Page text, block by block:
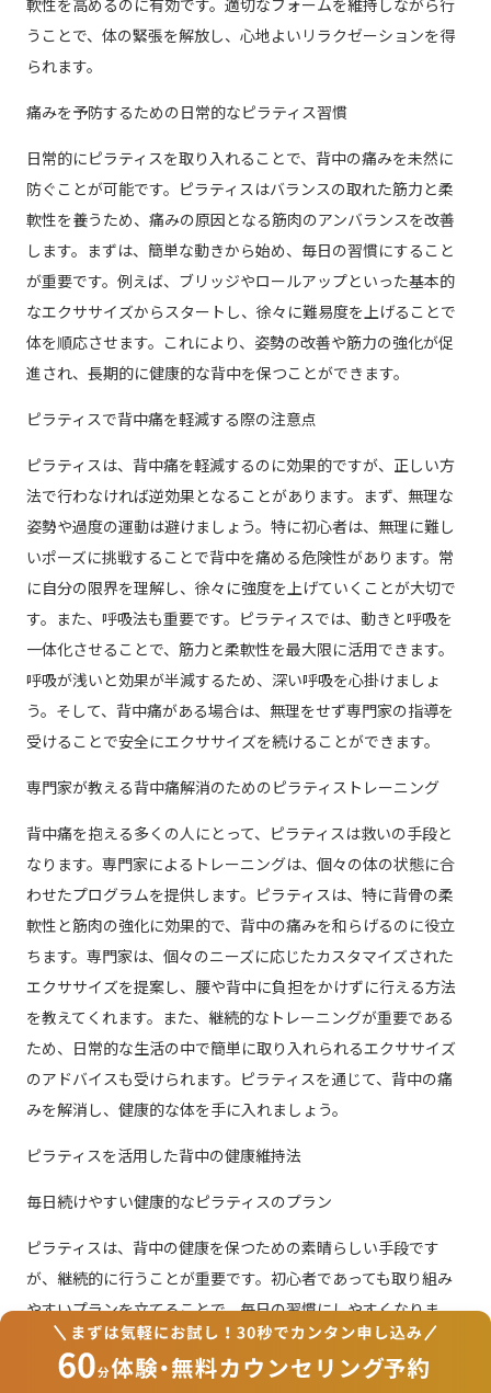
うことで、体の緊張を解放し、心地よいリラクゼーションを得
られます。
痛みを予防するための日常的なピラティス習慣
日常的にピラティスを取り入れることで、背中の痛みを未然に
防ぐことが可能です。ピラティスはバランスの取れた筋力と柔
軟性を養うため、痛みの原因となる筋肉のアンバランスを改善
します。まずは、簡単な動きから始め、毎日の習慣にすること
が重要です。例えば、ブリッジやロールアップといった基本的
なエクササイズからスタートし、徐々に難易度を上げることで
体を順応させます。これにより、姿勢の改善や筋力の強化が促
進され、長期的に健康的な背中を保つことができます。
ピラティスで背中痛を軽減する際の注意点
ピラティスは、背中痛を軽減するのに効果的ですが、正しい方
法で行わなければ逆効果となることがあります。まず、無理な
姿勢や過度の運動は避けましょう。特に初心者は、無理に難し
いポーズに挑戦することで背中を痛める危険性があります。常
に自分の限界を理解し、徐々に強度を上げていくことが大切で
す。また、呼吸法も重要です。ピラティスでは、動きと呼吸を
一体化させることで、筋力と柔軟性を最大限に活用できます。
呼吸が浅いと効果が半減するため、深い呼吸を心掛けましょ
う。そして、背中痛がある場合は、無理をせず専門家の指導を
受けることで安全にエクササイズを続けることができます。
専門家が教える背中痛解消のためのピラティストレーニング
背中痛を抱える多くの人にとって、ピラティスは救いの手段と
なります。専門家によるトレーニングは、個々の体の状態に合
わせたプログラムを提供します。ピラティスは、特に背骨の柔
軟性と筋肉の強化に効果的で、背中の痛みを和らげるのに役立
ちます。専門家は、個々のニーズに応じたカスタマイズされた
エクササイズを提案し、腰や背中に負担をかけずに行える方法
を教えてくれます。また、継続的なトレーニングが重要である
ため、日常的な生活の中で簡単に取り入れられるエクササイズ
のアドバイスも受けられます。ピラティスを通じて、背中の痛
みを解消し、健康的な体を手に入れましょう。
ピラティスを活用した背中の健康維持法
毎日続けやすい健康的なピラティスのプラン
ピラティスは、背中の健康を保つための素晴らしい手段です
が、継続的に行うことが重要です。初心者であっても取り組み
やすいプランを立てることで、毎日の習慣にしやすくなりま
す。まずは、10分程度の短いセッションから始めてみましょ
う。朝のストレッチとして、または仕事の合間に取り入れるこ